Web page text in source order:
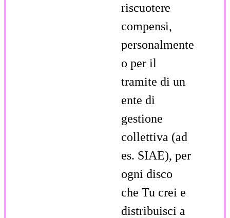
riscuotere
compensi,
personalmente
o per il
tramite di un
ente di
gestione
collettiva (ad
es. SIAE), per
ogni disco
che Tu crei e
distribuisci a